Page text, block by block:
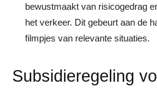
bewustmaakt van risicogedrag
het verkeer. Dit gebeurt aan de
filmpjes van relevante situaties.
Subsidieregeling